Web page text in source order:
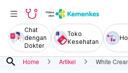
Chat
dengan
Dokter
Toko
Kesehatan
search Home Artikel White